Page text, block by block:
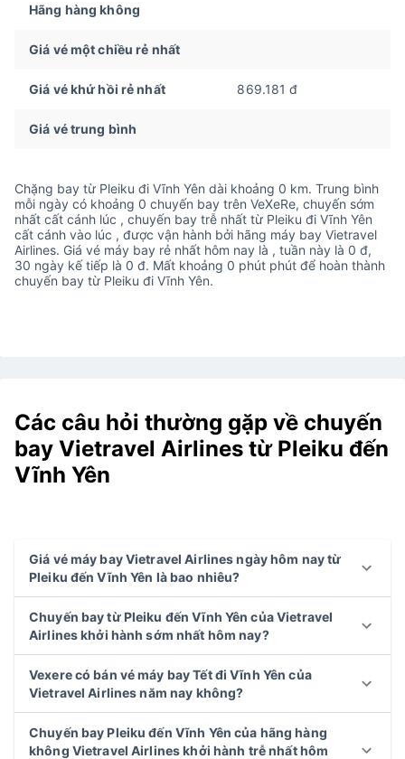
Hãng hàng không
Giá vé một chiều rẻ nhất
Giá vé khứ hồi rẻ nhất 869.181 đ
Giá vé trung bình
Chặng bay từ Pleiku đi Vĩnh Yên dài khoảng 0 km. Trung bình
mỗi ngày có khoảng 0 chuyến bay trên VeXeRe, chuyến sớm
nhất cất cánh lúc , chuyến bay trễ nhất từ Pleiku đi Vĩnh Yên
cất cánh vào lúc , được vận hành bởi hãng máy bay Vietravel
Airlines. Giá vé máy bay rẻ nhất hôm nay là , tuần này là 0 đ,
30 ngày kế tiếp là 0 đ. Mất khoảng 0 phút phút để hoàn thành
chuyến bay từ Pleiku đi Vĩnh Yên.
Các câu hỏi thường gặp về chuyến
bay Vietravel Airlines từ Pleiku đến
Vĩnh Yên
Giá vé máy bay Vietravel Airlines ngày hôm nay từ
Pleiku đến Vĩnh Yên là bao nhiêu?
Chuyến bay từ Pleiku đến Vĩnh Yên của Vietravel
Airlines khởi hành sớm nhất hôm nay?
Vexere có bán vé máy bay Tết đi Vĩnh Yên của
Vietravel Airlines năm nay không?
Chuyến bay Pleiku đến Vĩnh Yên của hãng hàng
không Vietravel Airlines khởi hành trễ nhất hôm